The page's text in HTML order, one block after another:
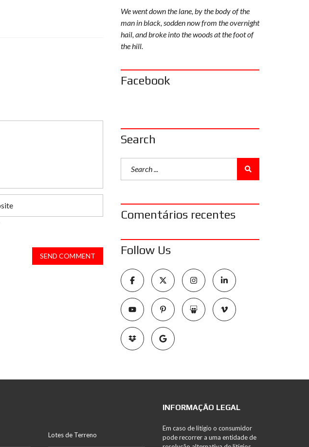
SEND COMMENT
We went down the lane, by the body of the
man in black, sodden now from the overnight
hail, and broke into the woods at the foot of
the hill.
Facebook
Search
Comentários recentes
Follow Us
Lotes de Terreno
INFORMAÇÃO LEGAL
Em caso de litígio o consumidor
pode recorrer a uma entidade de